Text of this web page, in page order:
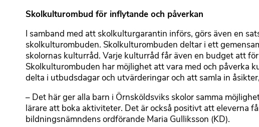
Skolkulturombud för inflytande och påverkan
I samband med att skolkulturgarantin införs, görs även en
skolkulturombuden. Skolkulturombuden deltar i ett
skolornas kulturråd. Varje kulturråd får även en budget att
Skolkulturombuden har möjlighet att vara med och påverka
delta i utbudsdagar och utvärderingar och att samla in
– Det här ger alla barn i Örnsköldsviks skolor samma
lärare att boka aktiviteter. Det är också positivt att eleverna
bildningsnämndens ordförande Maria Gulliksson (KD).